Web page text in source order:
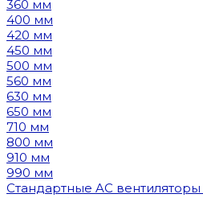
360 мм
400 мм
420 мм
450 мм
500 мм
560 мм
630 мм
650 мм
710 мм
800 мм
910 мм
990 мм
Стандартные AC